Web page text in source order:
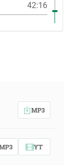
42:16
MP3
YT